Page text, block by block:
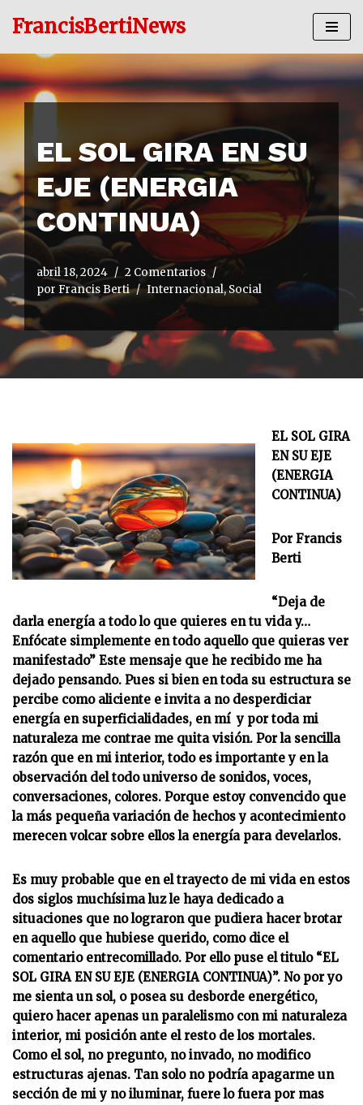
al
contenido
FrancisBertiNews
EL SOL GIRA EN SU
EJE (ENERGIA
CONTINUA)
abril 18, 2024
2 Comentarios
por Francis Berti Internacional,Social
EL SOL GIRA
EN SU EJE
(ENERGIA
CONTINUA)
Por Francis
Berti
“Deja de
darla energía a todo lo que quieres en tu vida y…
Enfócate simplemente en todo aquello que quieras ver
manifestado” Este mensaje que he recibido me ha
dejado pensando. Pues si bien en toda su estructura se
percibe como aliciente e invita a no desperdiciar
energía en superficialidades, en mí y por toda mi
naturaleza me contrae me quita visión. Por la sencilla
razón que en mi interior, todo es importante y en la
observación del todo universo de sonidos, voces,
conversaciones, colores. Porque estoy convencido que
la más pequeña variación de hechos y acontecimiento
merecen volcar sobre ellos la energía para develarlos.
Es muy probable que en el trayecto de mi vida en estos
dos siglos muchísima luz le haya dedicado a
situaciones que no lograron que pudiera hacer brotar
en aquello que hubiese querido, como dice el
comentario entrecomillado. Por ello puse el titulo “EL
SOL GIRA EN SU EJE (ENERGIA CONTINUA)”. No por yo
me sienta un sol, o posea su desborde energético,
quiero hacer apenas un paralelismo con mi naturaleza
interior, mi posición ante el resto de los mortales.
Como el sol, no pregunto, no invado, no modifico
estructuras ajenas. Tan solo no podría apagarme un
sección de mi y no iluminar, fuere lo fuera por mas